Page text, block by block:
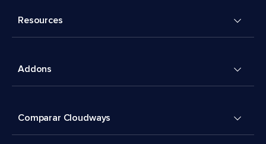
Resources
Addons
Comparar Cloudways